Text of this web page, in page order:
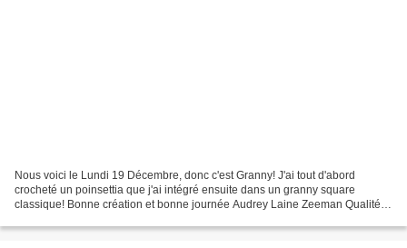
Nous voici le Lundi 19 Décembre, donc c'est Granny! J'ai tout d'abord
crocheté un poinsettia que j'ai intégré ensuite dans un granny square
classique! Bonne création et bonne journée Audrey Laine Zeeman Qualité